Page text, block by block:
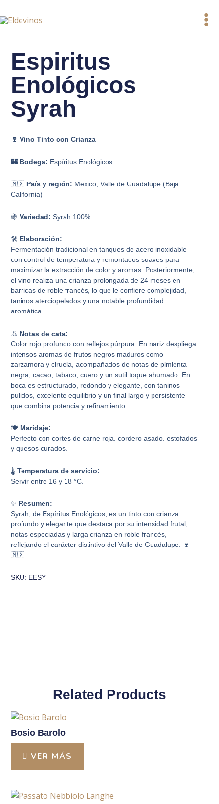
al
Espiritus
Enológicos
Syrah
🍷 Vino Tinto con Crianza
🏰 Bodega: Espíritus Enológicos
🇲🇽 País y región: México, Valle de Guadalupe (Baja
California)
🍇Variedad: Syrah 100%
🛠️ Elaboración:
Fermentación tradicional en tanques de acero inoxidable
con control de temperatura y remontados suaves para
maximizar la extracción de color y aromas. Posteriormente,
el vino realiza una crianza prolongada de 24 meses en
barricas de roble francés, lo que le confiere complejidad,
taninos aterciopelados y una notable profundidad
aromática.
👃 Notas de cata:
Color rojo profundo con reflejos púrpura. En nariz despliega
intensos aromas de frutos negros maduros como
zarzamora y ciruela, acompañados de notas de pimienta
negra, cacao, tabaco, cuero y un sutil toque ahumado. En
boca es estructurado, redondo y elegante, con taninos
pulidos, excelente equilibrio y un final largo y persistente
que combina potencia y refinamiento.
🍽️ Maridaje:
Perfecto con cortes de carne roja, cordero asado, estofados
y quesos curados.
🌡️Temperatura de servicio:
Servir entre 16 y 18 °C.
✨ Resumen:
Syrah, de Espíritus Enológicos, es un tinto con crianza
profundo y elegante que destaca por su intensidad frutal,
notas especiadas y larga crianza en roble francés,
reflejando el carácter distintivo del Valle de Guadalupe. 🍷
🇲🇽
SKU: EESY
Related Products
Bosio Barolo
VER MÁS